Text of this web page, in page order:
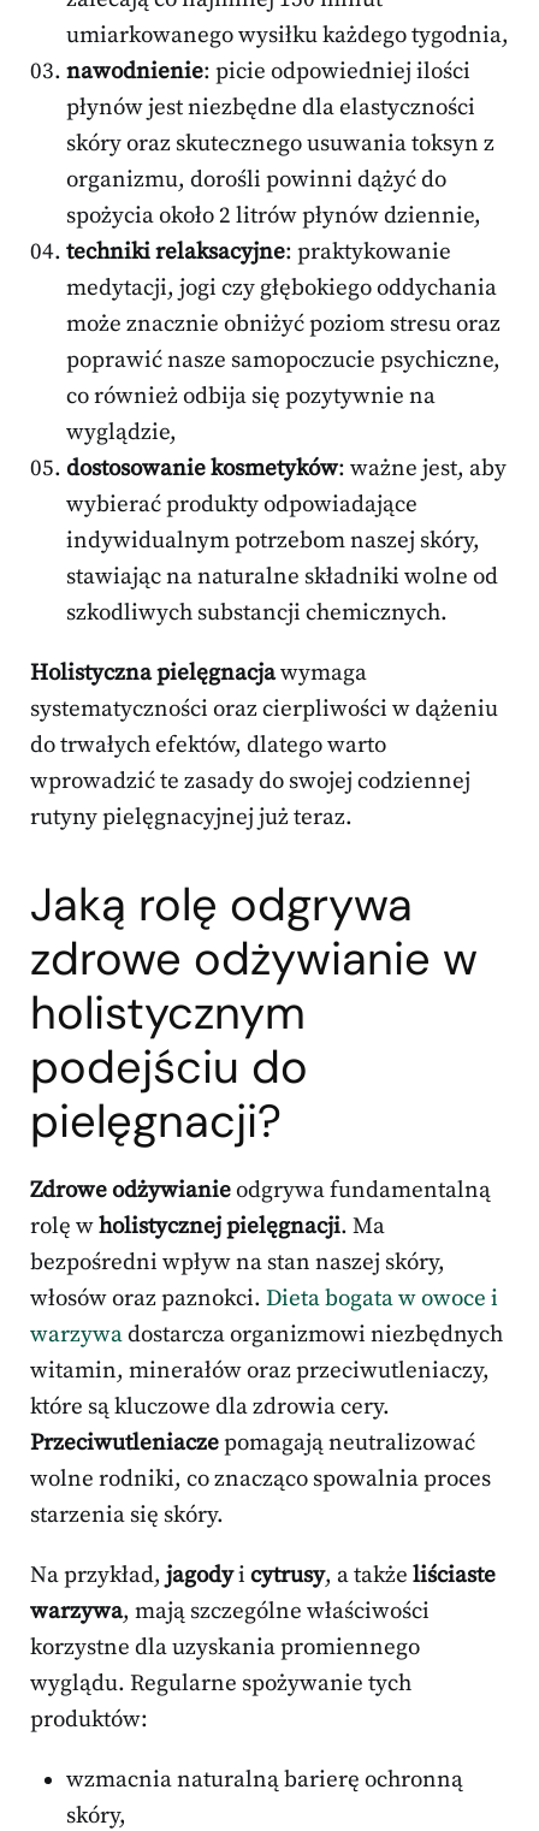
umiarkowanego wysiłku każdego tygodnia,
nawodnienie: picie odpowiedniej ilości
płynów jest niezbędne dla elastyczności
skóry oraz skutecznego usuwania toksyn z
organizmu, dorośli powinni dążyć do
spożycia około 2 litrów płynów dziennie,
techniki relaksacyjne: praktykowanie
medytacji, jogi czy głębokiego oddychania
może znacznie obniżyć poziom stresu oraz
poprawić nasze samopoczucie psychiczne,
co również odbija się pozytywnie na
wyglądzie,
dostosowanie kosmetyków: ważne jest, aby
wybierać produkty odpowiadające
indywidualnym potrzebom naszej skóry,
stawiając na naturalne składniki wolne od
szkodliwych substancji chemicznych.
Holistyczna pielęgnacjawymaga
systematyczności oraz cierpliwości w dążeniu
do trwałych efektów, dlatego warto
wprowadzić te zasady do swojej codziennej
rutyny pielęgnacyjnej już teraz.
Jaką rolę odgrywa
zdrowe odżywianie w
holistycznym
podejściu do
pielęgnacji?
Zdrowe odżywianieodgrywa fundamentalną
rolę wholistycznej pielęgnacji. Ma
bezpośredni wpływ na stan naszej skóry,
włosów oraz paznokci. Dieta bogata w owoce i
warzywadostarcza organizmowi niezbędnych
witamin, minerałów oraz przeciwutleniaczy,
które są kluczowe dla zdrowia cery.
Przeciwutleniaczepomagają neutralizować
wolne rodniki, co znacząco spowalnia proces
starzenia się skóry.
Na przykład, jagodyi cytrusy, a także liściaste
warzywa, mają szczególne właściwości
korzystne dla uzyskania promiennego
wyglądu. Regularne spożywanie tych
produktów:
wzmacnia naturalną barierę ochronną
skóry,